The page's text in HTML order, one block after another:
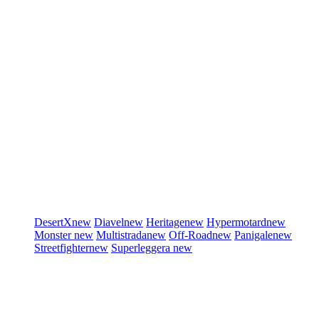
DesertXnew Diavelnew Heritagenew Hypermotardnew
Monsternew Multistradanew Off-Roadnew Panigalenew
Streetfighternew Superleggera new